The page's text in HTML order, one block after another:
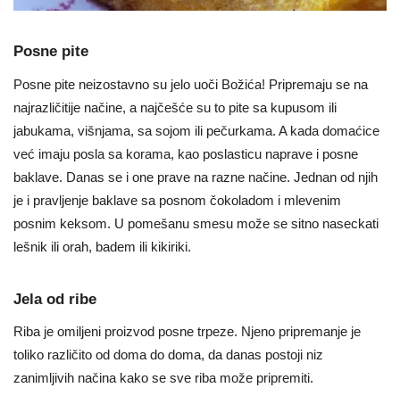
Posne pite
Posne pite neizostavno su jelo uoči Božića! Pripremaju se na
najrazličitije načine, a najčešće su to pite sa kupusom ili
jabukama, višnjama, sa sojom ili pečurkama. A kada domaćice
već imaju posla sa korama, kao poslasticu naprave i posne
baklave. Danas se i one prave na razne načine. Jednan od njih
je i pravljenje baklave sa posnom čokoladom i mlevenim
posnim keksom. U pomešanu smesu može se sitno naseckati
lešnik ili orah, badem ili kikiriki.
Jela od ribe
Riba je omiljeni proizvod posne trpeze. Njeno pripremanje je
toliko različito od doma do doma, da danas postoji niz
zanimljivih načina kako se sve riba može pripremiti.